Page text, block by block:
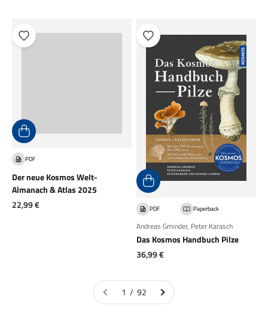
PDF
Der neue Kosmos Welt-
Almanach & Atlas 2025
Angebot
22,99 € PDF Paperback
Andreas Gminder, Peter Karasch
Das Kosmos Handbuch Pilze
Angebot
36,99 €
1 / 92